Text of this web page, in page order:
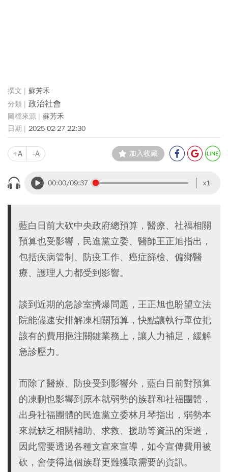
蘇芳禾
政治社會
蘇芳禾
2025-02-27 22:30
+A -A 加入收藏
00:00/09:37 x1
藍白日前大砍中央政府總預算，醫療、社福相關
預算也受影響，民進黨立委、醫師王正旭指出，
包括疾病管制、防疫工作、癌症篩檢、偏鄉醫
療、護理人力都受到影響。
談到近期的急診室擠爆問題，王正旭也盼望立法
院能儘速安排解凍相關預算，快點讓執行單位把
該有的費用挹注關鍵業務上，讓人力補足，緩解
急診壓力。
而除了醫療、防疫受到影響外，藍白日前對預算
的凍刪也影響到原本就弱勢的族群和社福團體，
出身社福團體的民進黨立委林月琴指出，弱勢本
來就缺乏相關補助、求救、援助等資訊的渠道，
因此需要透過各種文宣來宣導，如今宣傳費用被
砍，會使得這個族群更難獲取需要的資訊。